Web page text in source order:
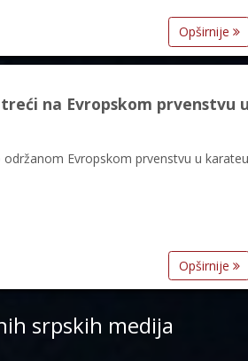
Opširnije
treći na Evropskom prvenstvu
Evropskom prvenstvu u karateu
Opširnije
srpskih medija